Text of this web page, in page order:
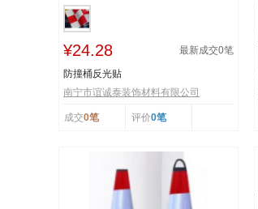
¥24.28 最新成交0笔
防撞桶反光贴
南宁市谊诚泰装饰材料有限公司
成交0笔 评价0笔